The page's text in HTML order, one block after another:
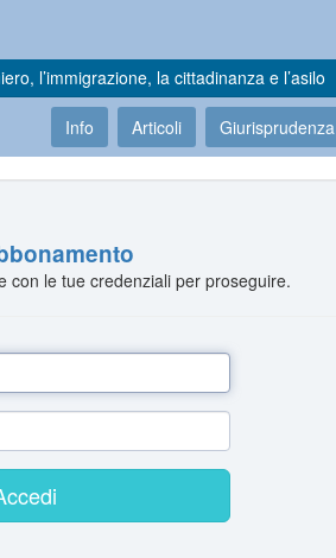
l’immigrazione, la cittadinanza e l’asilo
Info Articoli Giurisprudenza
con le tue credenziali per proseguire.